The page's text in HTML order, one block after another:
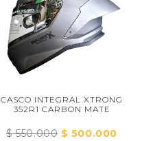
CASCO INTEGRAL XTRONG
352R1 CARBON MATE
$550.000El
$500.000El